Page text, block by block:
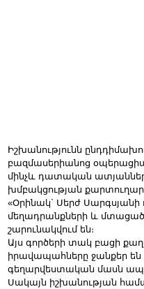
Իշխանությունն
բազմասերիանոց
մինչև դատական ատյաններ:
խմբակցության
«Օրինակ` Սերժ Սարգսյանի
մեղադրանքների և
շարունակվում են։
Այս գործերի տակ բացի
իրավապահները ջանքեր են
գեղարվեստական մասն
Սակայն իշխանության